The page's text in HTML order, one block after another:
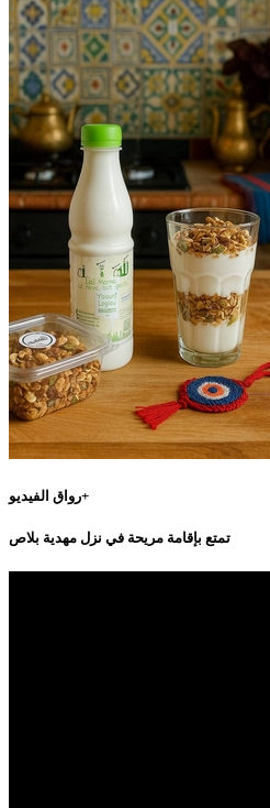
رواق الفيديو+
تمتع بإقامة مريحة في نزل مهدية بلاص